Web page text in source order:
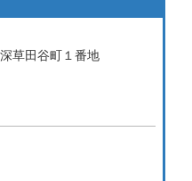
草田谷町１番地